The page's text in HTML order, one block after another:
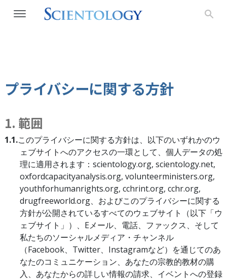
プライバシーに関する方針
1. 範囲
1.1.このプライバシーに関する方針は、以下のいずれかのウ
ェブサイトへのアクセスの一環として、個人データの処
理に適用されます：scientology.org, scientology.net,
oxfordcapacityanalysis.org, volunteerministers.org,
youthforhumanrights.org, cchrint.org, cchr.org,
drugfreeworld.org、およびこのプライバシーに関する
方針が公開されているすべてのウェブサイト（以下「ウ
ェブサイト」）、Eメール、電話、ファックス、そして
私たちのソーシャルメディア・チャンネル
（Facebook、Twitter、Instagramなど）を通じてのあ
なたのコミュニケーション、あなたの宗教的教材の購
入、あなたからの詳しい情報の請求、イベントへの登録